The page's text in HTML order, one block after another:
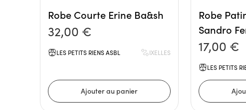
Robe Courte Erine Ba&sh
32,00 €
LES PETITS RIENS ASBL IXELLES
Robe
Sandro
17,00 €
LES PETITS